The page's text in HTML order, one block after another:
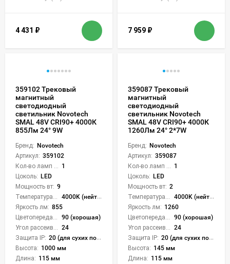
4 431 ₽ 7 959 ₽
359102 Трековый
магнитный
светодиодный
светильник Novotech
SMAL 48V CRI90+ 4000К
855Лм 24° 9W
Бренд: Novotech
Артикул: 359102
1
Цоколь: LED
Мощность вт: 9
4000K (нейтральный)
Яркость лм: 855
90 (хорошая)
24
Защита IP: 20 (для сухих пом.)
Высота: 1000 мм
Длина: 115 мм
359087 Трековый
магнитный
светодиодный
светильник Novotech
SMAL 48V CRI90+ 4000К
1260Лм 24° 2*7W
Бренд: Novotech
Артикул: 359087
1
Цоколь: LED
Мощность вт: 2
4000K (нейтральный)
Яркость лм: 1260
90 (хорошая)
24
Защита IP: 20 (для сухих пом.)
Высота: 145 мм
Длина: 115 мм